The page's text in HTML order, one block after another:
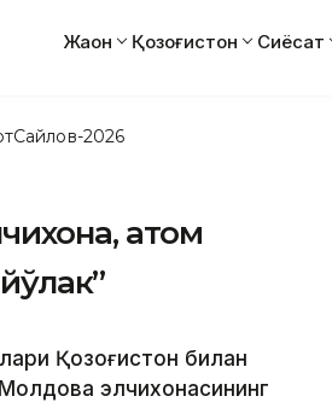
Жаҳон Қозоғистон Сиёсат
Сайлов-2026
атом
Қозоғистон билан
элчихонасининг